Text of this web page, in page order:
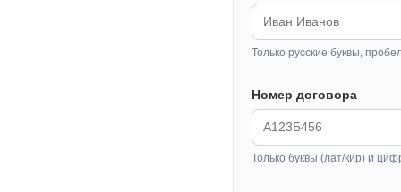
Только русские буквы,
Номер договора
Только буквы (лат/кир) и